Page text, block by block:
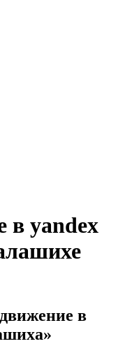
в yandex
в